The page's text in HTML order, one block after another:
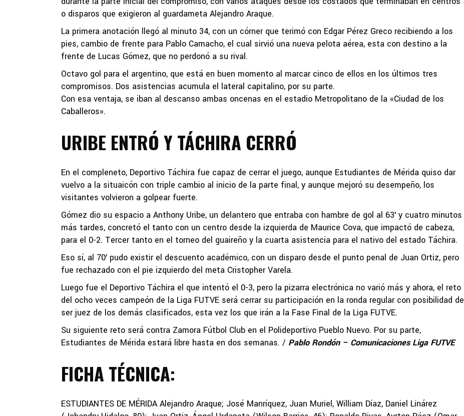
o disparos que exigieron al guardameta Alejandro Araque.
La primera anotación llegó al minuto 34, con un córner que terimó con Edgar Pérez Greco recibiendo a los
pies, cambio de frente para Pablo Camacho, el cual sirvió una nueva pelota aérea, esta con destino a la
frente de Lucas Gómez, que no perdonó a su rival.
Octavo gol para el argentino, que está en buen momento al marcar cinco de ellos en los últimos tres
compromisos. Dos asistencias acumula el lateral capitalino, por su parte.
Con esa ventaja, se iban al descanso ambas oncenas en el estadio Metropolitano de la «Ciudad de los
Caballeros».
URIBE ENTRÓ Y TÁCHIRA CERRÓ
En el compleneto, Deportivo Táchira fue capaz de cerrar el juego, aunque Estudiantes de Mérida quiso dar
vuelvo a la situaicón con triple cambio al inicio de la parte final, y aunque mejoró su desempeño, los
visitantes volvieron a golpear fuerte.
Gómez dio su espacio a Anthony Uribe, un delantero que entraba con hambre de gol al 63′ y cuatro minutos
más tardes, concretó el tanto con un centro desde la izquierda de Maurice Cova, que impactó de cabeza,
para el 0-2. Tercer tanto en el torneo del guaireño y la cuarta asistencia para el nativo del estado Táchira.
Eso sí, al 70′ pudo existir el descuento académico, con un disparo desde el punto penal de Juan Ortiz, pero
fue rechazado con el pie izquierdo del meta Cristopher Varela.
Luego fue el Deportivo Táchira el que intentó el 0-3, pero la pizarra electrónica no varió más y ahora, el reto
del ocho veces campeón de la Liga FUTVE será cerrar su participación en la ronda regular con posibilidad de
ser juez de los demás clasificados, esta vez los que irán a la Fase Final de la Liga FUTVE.
Su siguiente reto será contra Zamora Fútbol Club en el Polideportivo Pueblo Nuevo. Por su parte,
Estudiantes de Mérida estará libre hasta en dos semanas. / Pablo Rondón – Comunicaciones Liga FUTVE
FICHA TÉCNICA:
ESTUDIANTES DE MÉRIDA Alejandro Araque; José Manríquez, Juan Muriel, William Díaz, Daniel Linárez